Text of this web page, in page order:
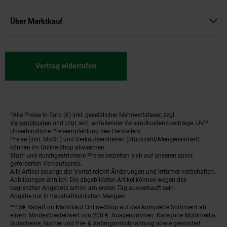
Über Marktkauf
Vertrag widerrufen
Fußnoten
*Alle Preise in Euro (€) inkl. gesetzlicher Mehrwertsteuer, zzgl.
Versandkosten und zzgl. evtl. anfallender Versandkostenzuschläge. UVP:
Unverbindliche Preisempfehlung des Herstellers.
Preise (inkl. MwSt.) und Verkaufseinheiten (Stückzahl/Mengeneinheit)
können im Online-Shop abweichen.
Statt- und durchgestrichene Preise beziehen sich auf unseren zuvor
geforderten Verkaufspreis.
Alle Artikel solange der Vorrat reicht! Änderungen und Irrtümer vorbehalten.
Abbildungen ähnlich. Die abgebildeten Artikel können wegen des
begrenzten Angebots schon am ersten Tag ausverkauft sein.
Abgabe nur in haushaltsüblichen Mengen!
**15€ Rabatt im Marktkauf Online-Shop auf das komplette Sortiment ab
einem Mindestbestellwert von 200 €. Ausgenommen: Kategorie Multimedia,
Gutscheine, Bücher und Pre- & Anfangsmilchnahrung sowie gesondert